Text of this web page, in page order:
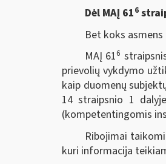
Dėl MAĮ 616
Bet koks
MAĮ 616
prievolių vykdymo
kaip duomenų
14 straipsnio 1
(kompetentingomis
Ribojimai
kuri informacija